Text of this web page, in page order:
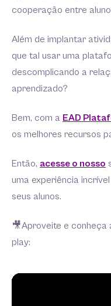
cooperação entre
Além de implantar
que tal usar uma
descomplicando a
aprendizado?
Bem, com a EAD
os melhores recursos
Então, acesse o nosso
uma experiência
seus alunos.
🎥Aproveite e conheça
play: